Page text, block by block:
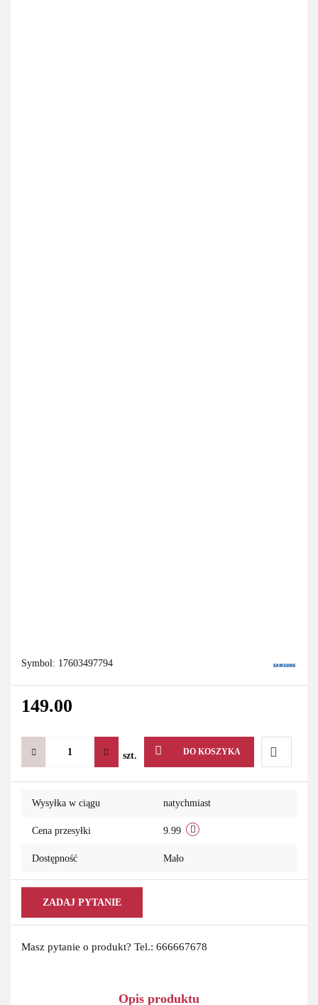
Symbol: 17603497794
149.00
szt. DO KOSZYKA
Do
Wysyłka w ciągu natychmiast
Cena przesyłki 9.99
Dostępność Mało
ZADAJ PYTANIE
Masz pytanie o produkt? Tel.: 666667678
Opis produktu